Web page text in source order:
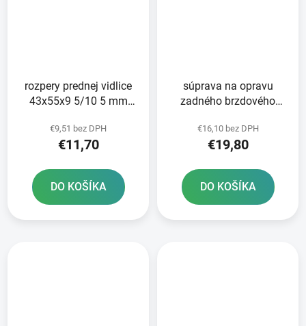
rozpery prednej vidlice
43x55x9 5/10 5 mm
€9,51 bez DPH
€11,70
DO KOŠÍKA
súprava na opravu
zadného brzdového
€16,10 bez DPH
€19,80
DO KOŠÍKA